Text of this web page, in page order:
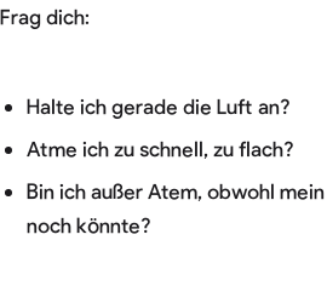
Frag dich:
Halte ich gerade die Luft an?
Atme ich zu schnell, zu flach?
Bin ich außer Atem, obwohl
noch könnte?